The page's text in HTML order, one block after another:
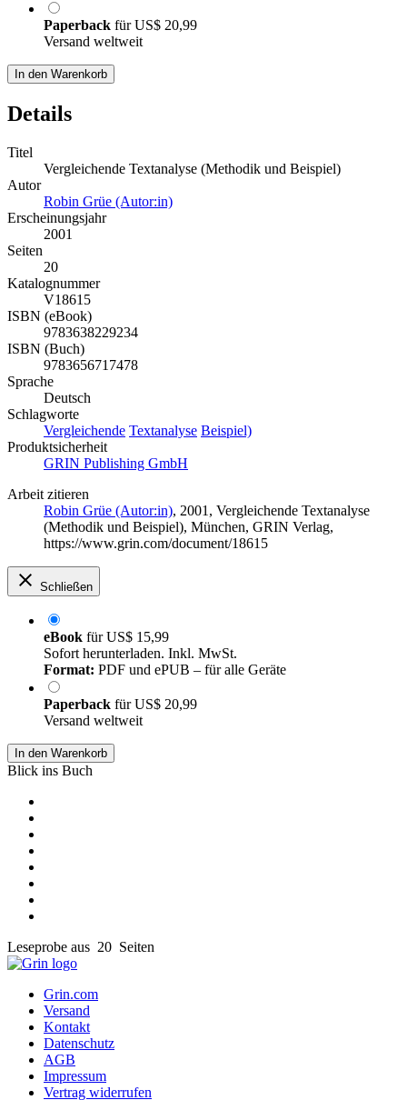
Paperback fürUS$ 20,99
Versand weltweit
In den Warenkorb
Details
Titel
Vergleichende Textanalyse (Methodik und Beispiel)
Autor
Robin Grüe (Autor:in)
Erscheinungsjahr
2001
Seiten
20
Katalognummer
V18615
ISBN (eBook)
9783638229234
ISBN (Buch)
9783656717478
Sprache
Deutsch
Schlagworte
Vergleichende Textanalyse Beispiel)
Produktsicherheit
GRIN Publishing GmbH
Arbeit zitieren
Robin Grüe (Autor:in), 2001, Vergleichende Textanalyse
(Methodik und Beispiel), München, GRIN Verlag,
https://www.grin.com/document/18615
Schließen
eBook fürUS$ 15,99
Sofort herunterladen. Inkl. MwSt.
Format: PDF und ePUB – für alle Geräte
Paperback fürUS$ 20,99
Versand weltweit
In den Warenkorb
Blick ins Buch
Leseprobe aus 20 Seiten
Grin.com
Versand
Kontakt
Datenschutz
AGB
Impressum
Vertrag widerrufen